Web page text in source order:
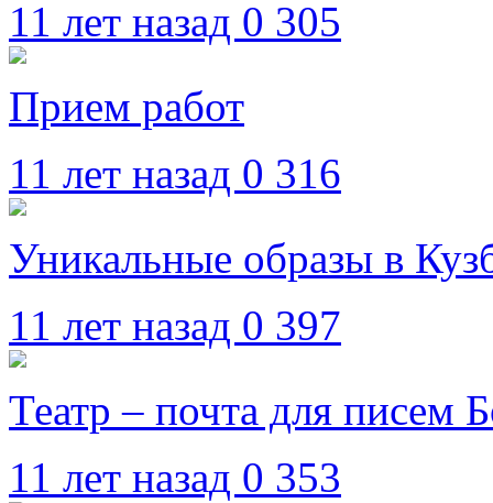
11 лет назад 0 305
Прием работ
11 лет назад 0 316
Уникальные образы в
11 лет назад 0 397
Театр – почта для писем
11 лет назад 0 353